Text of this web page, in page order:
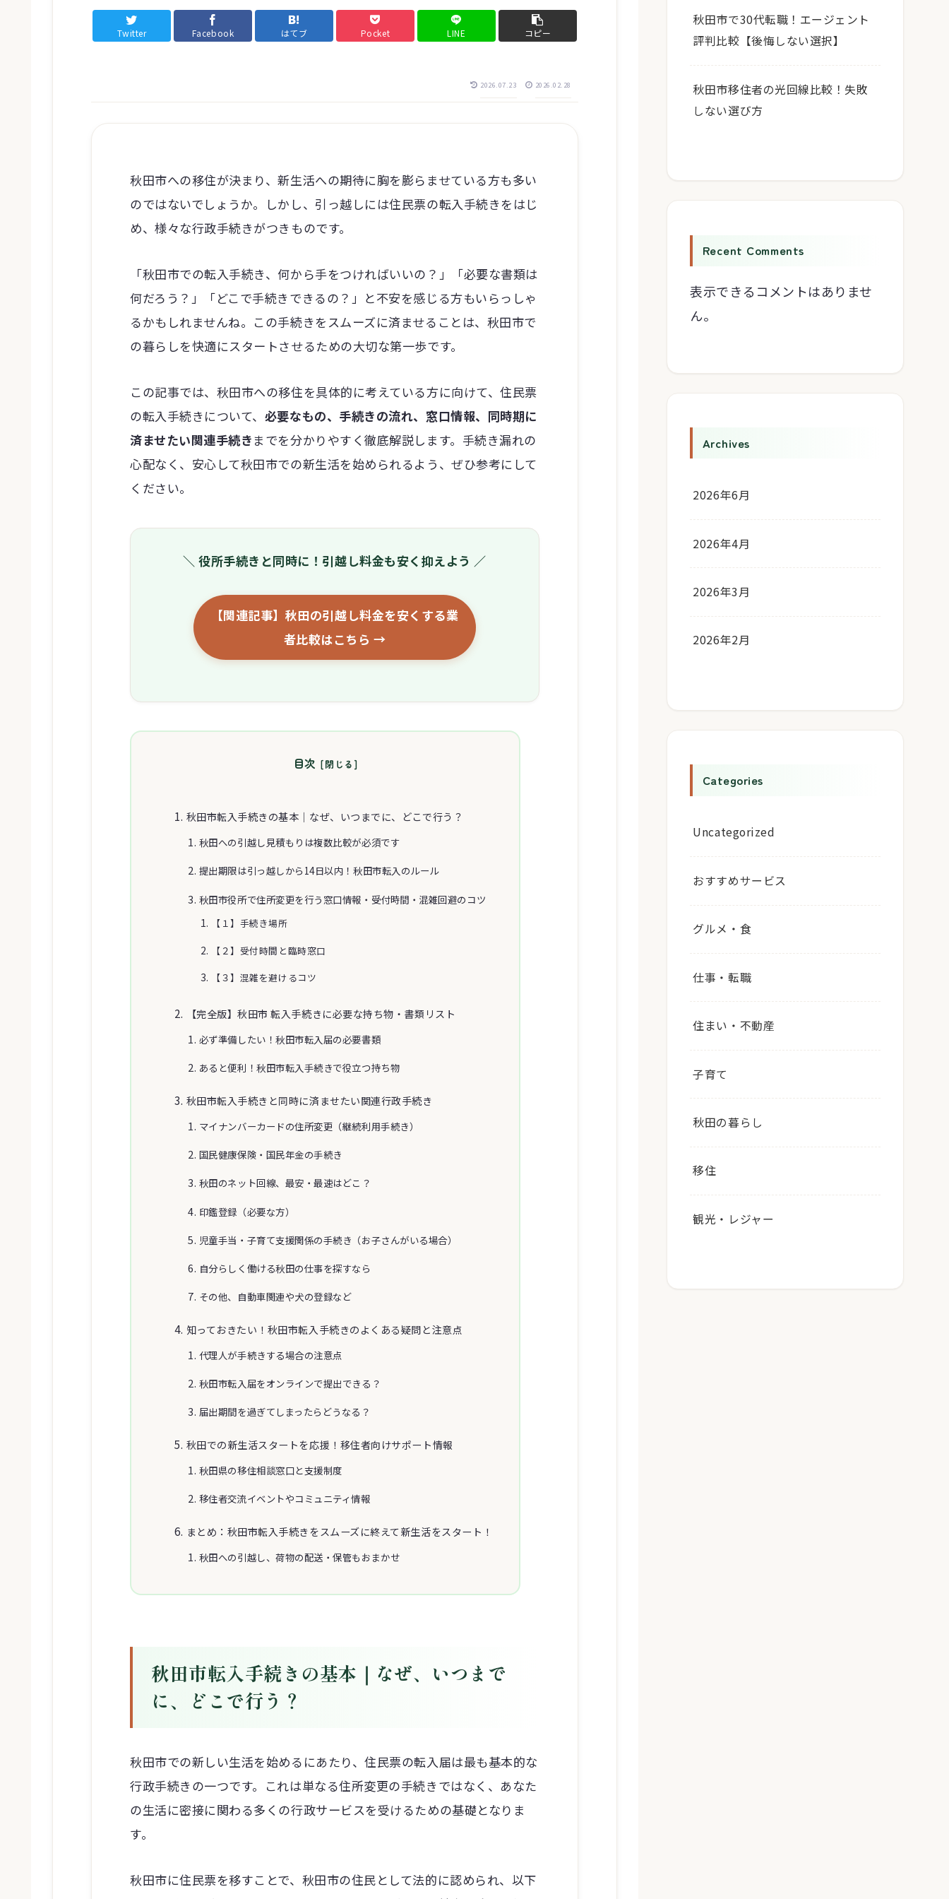
Twitter Facebook はてブ Pocket LINE コピー
2026.07.23 2026.02.28
秋田市への移住が決まり、新生活への期待に胸を膨らませている方も多い
のではないでしょうか。しかし、引っ越しには住民票の転入手続きをはじ
め、様々な行政手続きがつきものです。
「秋田市での転入手続き、何から手をつければいいの？」「必要な書類は
何だろう？」「どこで手続きできるの？」と不安を感じる方もいらっしゃ
るかもしれませんね。この手続きをスムーズに済ませることは、秋田市で
の暮らしを快適にスタートさせるための大切な第一歩です。
この記事では、秋田市への移住を具体的に考えている方に向けて、住民票
の転入手続きについて、 必要なもの、手続きの流れ、窓口情報、同時期に
済ませたい関連手続きまでを分かりやすく徹底解説します。手続き漏れの
心配なく、安心して秋田市での新生活を始められるよう、ぜひ参考にして
ください。
＼ 役所手続きと同時に！引越し料金も安く抑えよう ／
【関連記事】秋田の引越し料金を安くする業
者比較はこちら →
目次
秋田市転入手続きの基本｜なぜ、いつまでに、どこで行う？
秋田への引越し見積もりは複数比較が必須です
提出期限は引っ越しから14日以内！秋田市転入のルール
秋田市役所で住所変更を行う窓口情報・受付時間・混雑回避のコツ
【１】手続き場所
【２】受付時間と臨時窓口
【３】混雑を避けるコツ
【完全版】秋田市 転入手続きに必要な持ち物・書類リスト
必ず準備したい！秋田市転入届の必要書類
あると便利！秋田市転入手続きで役立つ持ち物
秋田市転入手続きと同時に済ませたい関連行政手続き
マイナンバーカードの住所変更（継続利用手続き）
国民健康保険・国民年金の手続き
秋田のネット回線、最安・最速はどこ？
印鑑登録（必要な方）
児童手当・子育て支援関係の手続き（お子さんがいる場合）
自分らしく働ける秋田の仕事を探すなら
その他、自動車関連や犬の登録など
知っておきたい！秋田市転入手続きのよくある疑問と注意点
代理人が手続きする場合の注意点
秋田市転入届をオンラインで提出できる？
届出期間を過ぎてしまったらどうなる？
秋田での新生活スタートを応援！移住者向けサポート情報
秋田県の移住相談窓口と支援制度
移住者交流イベントやコミュニティ情報
まとめ：秋田市転入手続きをスムーズに終えて新生活をスタート！
秋田への引越し、荷物の配送・保管もおまかせ
秋田市転入手続きの基本｜なぜ、いつまで
に、どこで行う？
秋田市での新しい生活を始めるにあたり、住民票の転入届は最も基本的な
行政手続きの一つです。これは単なる住所変更の手続きではなく、あなた
の生活に密接に関わる多くの行政サービスを受けるための基礎となりま
す。
秋田市に住民票を移すことで、秋田市の住民として法的に認められ、以下
秋田市で30代転職！エージェント
評判比較【後悔しない選択】
秋田市移住者の光回線比較！失敗
しない選び方
Recent Comments
表示できるコメントはありませ
ん。
Archives
2026年6月
2026年4月
2026年3月
2026年2月
Categories
Uncategorized
おすすめサービス
グルメ・食
仕事・転職
住まい・不動産
子育て
秋田の暮らし
移住
観光・レジャー